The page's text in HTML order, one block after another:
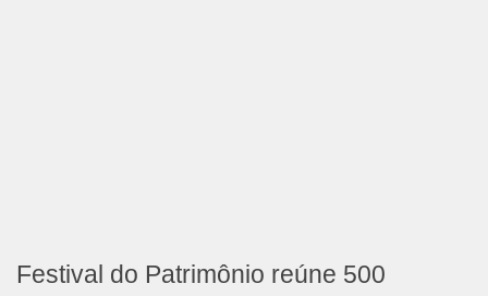
Festival do Patrimônio reúne 500